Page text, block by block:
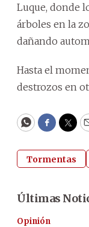
Luque, donde
árboles en la
dañando
Hasta el
destrozos en
WhatsApp
Tormentas
Últimas
Opinión